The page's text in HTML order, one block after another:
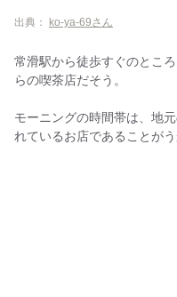
出典： ko-ya-69さん
常滑駅から徒歩すぐのとこ
らの喫茶店だそう。
モーニングの時間帯は、地
れているお店であることがう